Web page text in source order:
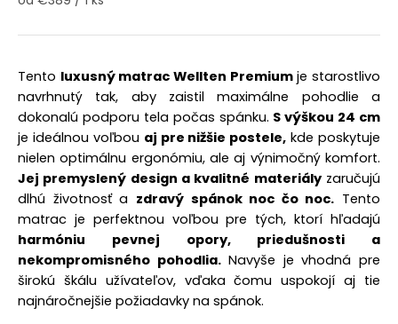
Tento luxusný matrac Wellten Premiumje starostlivo
navrhnutý tak, aby zaistil maximálne pohodlie a
dokonalú podporu tela počas spánku. S výškou 24 cm
je ideálnou voľbou aj pre nižšie postele, kde poskytuje
nielen optimálnu ergonómiu, ale aj výnimočný komfort.
Jej premyslený design a kvalitné materiályzaručujú
dlhú životnosť a zdravý spánok noc čo noc. Tento
matrac je perfektnou voľbou pre tých, ktorí hľadajú
harmóniu pevnej opory, priedušnosti a
nekompromisného pohodlia.Navyše je vhodná pre
širokú škálu užívateľov, vďaka čomu uspokojí aj tie
najnáročnejšie požiadavky na spánok.